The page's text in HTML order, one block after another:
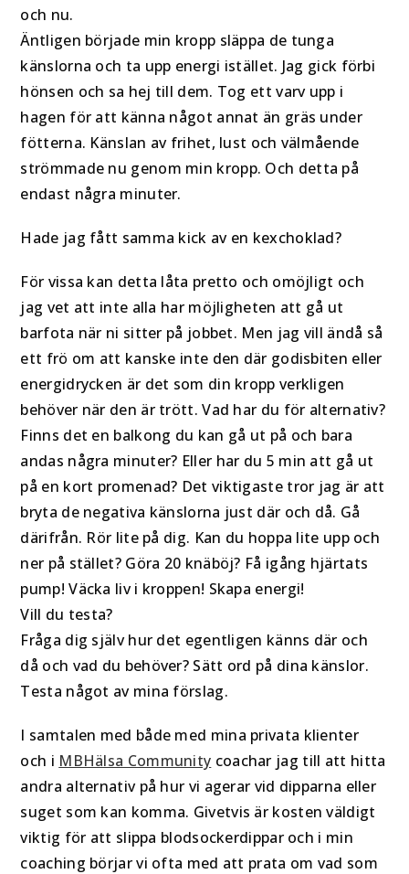
och nu.
Äntligen började min kropp släppa de tunga
känslorna och ta upp energi istället. Jag gick förbi
hönsen och sa hej till dem. Tog ett varv upp i
hagen för att känna något annat än gräs under
fötterna. Känslan av frihet, lust och välmående
strömmade nu genom min kropp. Och detta på
endast några minuter.
Hade jag fått samma kick av en kexchoklad?
För vissa kan detta låta pretto och omöjligt och
jag vet att inte alla har möjligheten att gå ut
barfota när ni sitter på jobbet. Men jag vill ändå så
ett frö om att kanske inte den där godisbiten eller
energidrycken är det som din kropp verkligen
behöver när den är trött. Vad har du för alternativ?
Finns det en balkong du kan gå ut på och bara
andas några minuter? Eller har du 5 min att gå ut
på en kort promenad? Det viktigaste tror jag är att
bryta de negativa känslorna just där och då. Gå
därifrån. Rör lite på dig. Kan du hoppa lite upp och
ner på stället? Göra 20 knäböj? Få igång hjärtats
pump! Väcka liv i kroppen! Skapa energi!
Vill du testa?
Fråga dig själv hur det egentligen känns där och
då och vad du behöver? Sätt ord på dina känslor.
Testa något av mina förslag.
I samtalen med både med mina privata klienter
och i MBHälsa Community coachar jag till att hitta
andra alternativ på hur vi agerar vid dipparna eller
suget som kan komma. Givetvis är kosten väldigt
viktig för att slippa blodsockerdippar och i min
coaching börjar vi ofta med att prata om vad som